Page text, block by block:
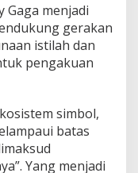
Gaga menjadi
gerakan
istilah dan
pengakuan
simbol,
batas
Yang menjadi